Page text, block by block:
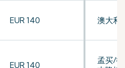
EUR 140
EUR 140
澳大利
孟买/